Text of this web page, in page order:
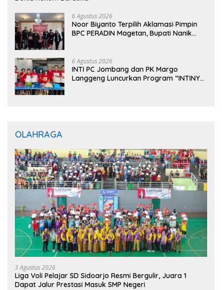
6 Agustus 2026
Noor Biyanto Terpilih Aklamasi Pimpin
BPC PERADIN Magetan, Bupati Nanik
6 Agustus 2026
INTI PC Jombang dan PK Margo
Langgeng Luncurkan Program “INTINYA
OLAHRAGA
3 Agustus 2026
Liga Voli Pelajar SD Sidoarjo Resmi Bergulir, Juara 1
Dapat Jalur Prestasi Masuk SMP Negeri